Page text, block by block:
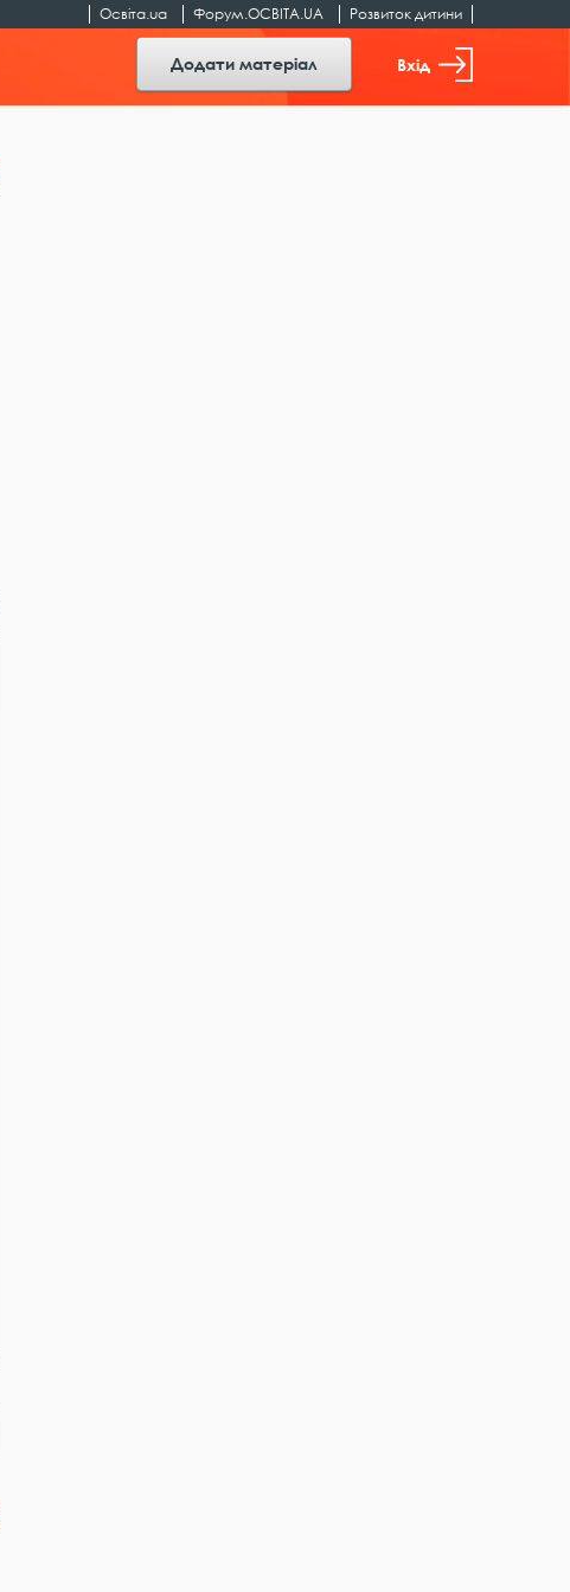
Освіта.ua Форум.ОСВІТА.UA Розвиток дитини
Додати матеріал Вхід